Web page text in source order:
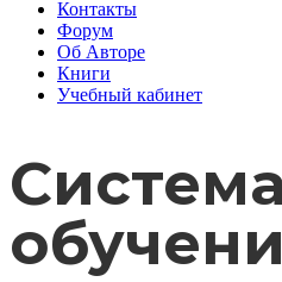
Контакты
Форум
Об Авторе
Книги
Учебный кабинет